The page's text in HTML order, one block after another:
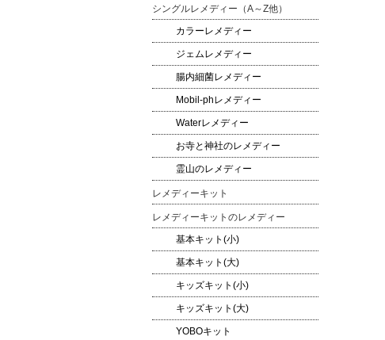
シングルレメディー（A～Z他）
カラーレメディー
ジェムレメディー
腸内細菌レメディー
Mobil-phレメディー
Waterレメディー
お寺と神社のレメディー
霊山のレメディー
レメディーキット
レメディーキットのレメディー
基本キット(小)
基本キット(大)
キッズキット(小)
キッズキット(大)
YOBOキット